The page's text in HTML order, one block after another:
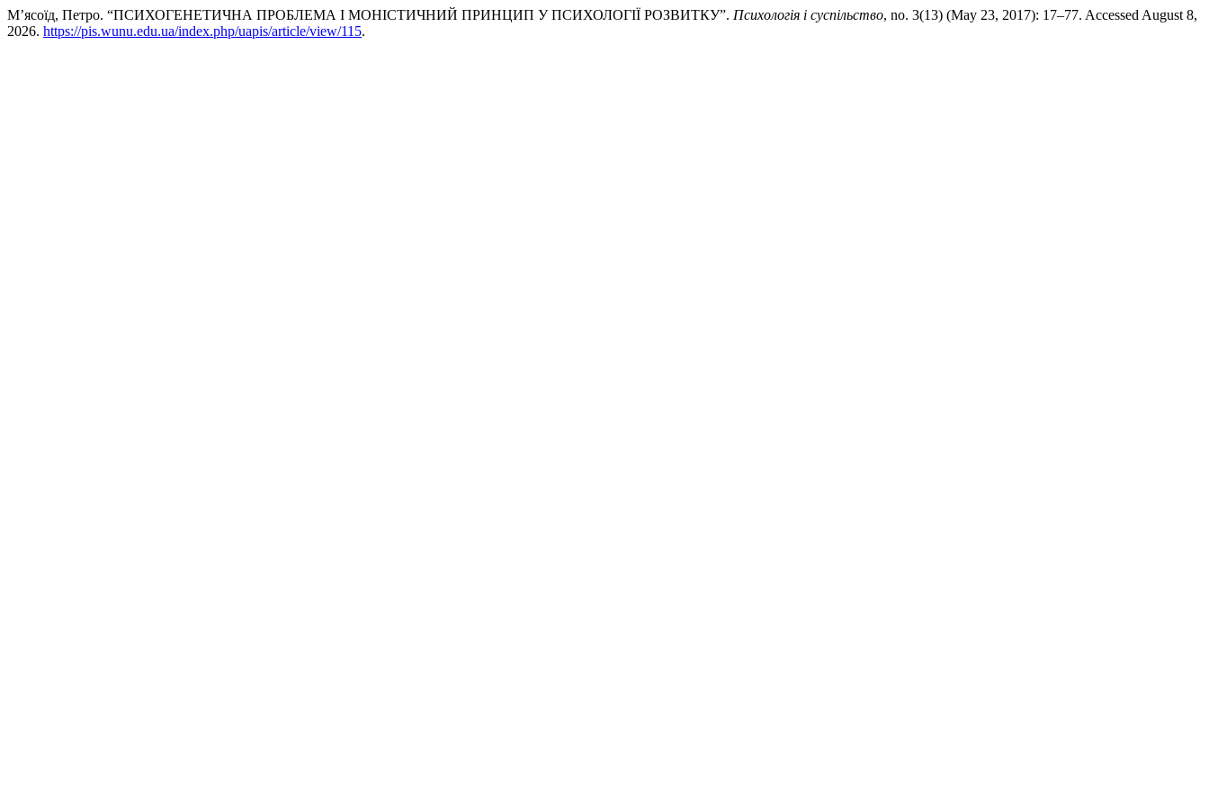
М’ясоїд, Петро. “ПСИХОГЕНЕТИЧНА ПРОБЛЕМА І МОНІСТИЧНИЙ ПРИНЦИП У ПСИХОЛОГІЇ РОЗВИТКУ”. Психологія і суспільство, no. 3(13) (May 23, 2017): 17–77. Accessed August 8,
2026. https://pis.wunu.edu.ua/index.php/uapis/article/view/115.